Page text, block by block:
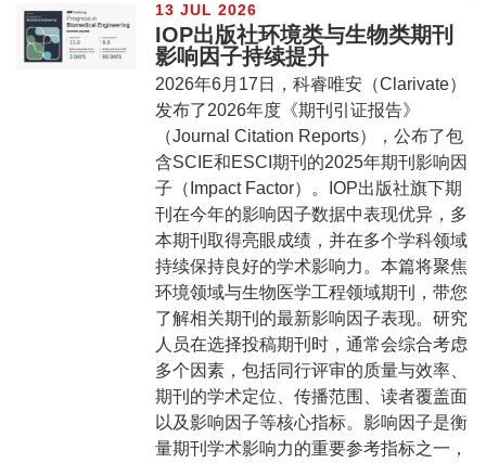
13 JUL 2026
IOP出版社环境类与生物类期刊
影响因子持续提升
2026年6月17日，科睿唯安（Clarivate）
发布了2026年度《期刊引证报告》
（Journal Citation Reports），公布了包
含SCIE和ESCI期刊的2025年期刊影响因
子（Impact Factor）。IOP出版社旗下期
刊在今年的影响因子数据中表现优异，多
本期刊取得亮眼成绩，并在多个学科领域
持续保持良好的学术影响力。本篇将聚焦
环境领域与生物医学工程领域期刊，带您
了解相关期刊的最新影响因子表现。研究
人员在选择投稿期刊时，通常会综合考虑
多个因素，包括同行评审的质量与效率、
期刊的学术定位、传播范围、读者覆盖面
以及影响因子等核心指标。影响因子是衡
量期刊学术影响力的重要参考指标之一，